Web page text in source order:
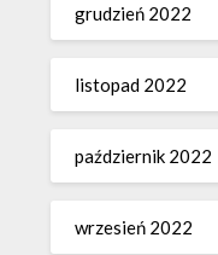
grudzień 2022
listopad 2022
październik 2022
wrzesień 2022